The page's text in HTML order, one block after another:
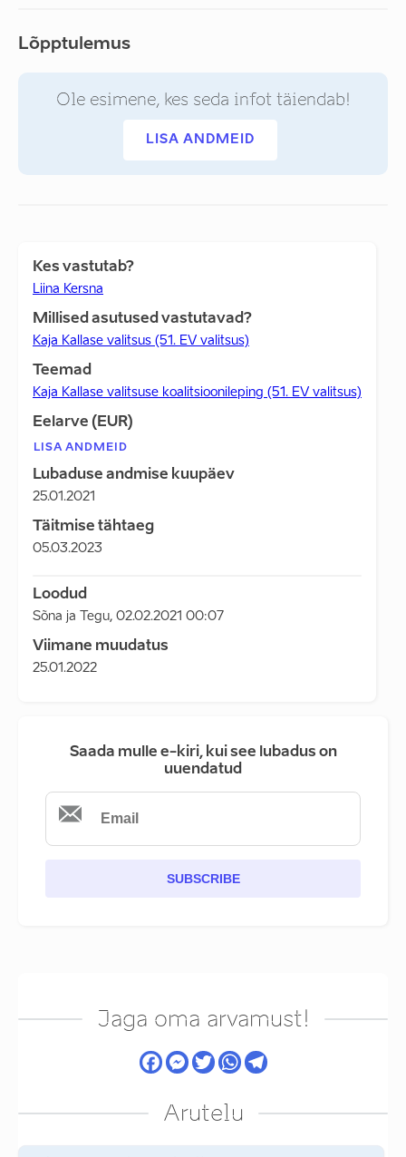
Lõpptulemus
Ole esimene, kes seda infot täiendab!
LISA ANDMEID
Kes vastutab?
Liina Kersna
Millised asutused vastutavad?
Kaja Kallase valitsus (51. EV valitsus)
Teemad
Kaja Kallase valitsuse koalitsioonileping (51. EV valitsus)
Eelarve (EUR)
LISA ANDMEID
Lubaduse andmise kuupäev
25.01.2021
Täitmise tähtaeg
05.03.2023
Loodud
Sõna ja Tegu, 02.02.2021 00:07
Viimane muudatus
25.01.2022
Saada mulle e-kiri, kui see lubadus on
uuendatud
SUBSCRIBE
Jaga oma arvamust!
Arutelu